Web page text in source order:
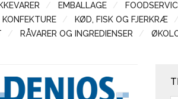
EMBALLAGE
KONFEKTURE KØD, FISK OG FJERKRÆ
RÅVARER OG INGREDIENSER